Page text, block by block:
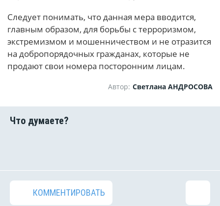
Следует понимать, что данная мера вводится,
главным образом, для борьбы с терроризмом,
экстремизмом и мошенничеством и не отразится
на добропорядочных гражданах, которые не
продают свои номера посторонним лицам.
Автор: Светлана АНДРОСОВА
КОММЕНТИРОВАТЬ